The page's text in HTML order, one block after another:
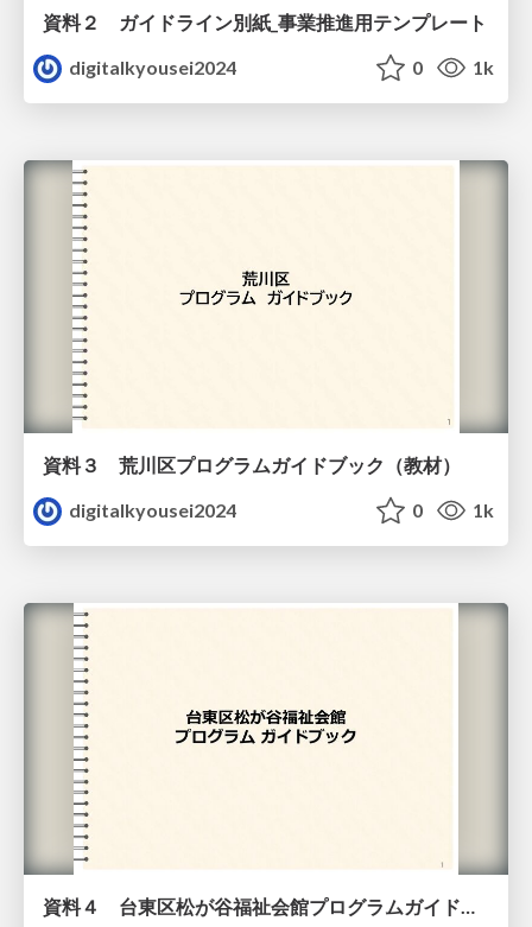
資料２ ガイドライン別紙_事業推進用テンプレート
digitalkyousei2024
0 1k
資料３ 荒川区プログラムガイドブック（教材）
digitalkyousei2024
0 1k
資料４ 台東区松が谷福祉会館プログラムガイドブック（教材）